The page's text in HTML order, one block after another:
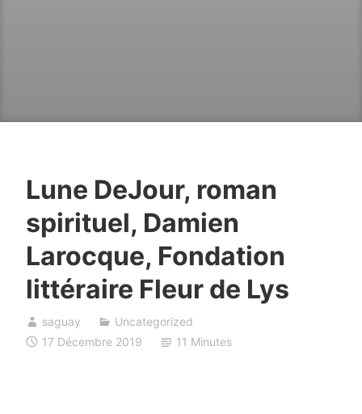
Lune DeJour, roman
spirituel, Damien
Larocque, Fondation
littéraire Fleur de Lys
saguay
Uncategorized
17 Décembre 2019
11 Minutes